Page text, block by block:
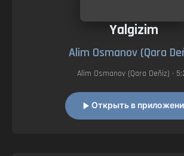
Yalgizim
Alim Osmanov (Qara
Alim Osmanov (Qara Deñiz) •
Открыть в